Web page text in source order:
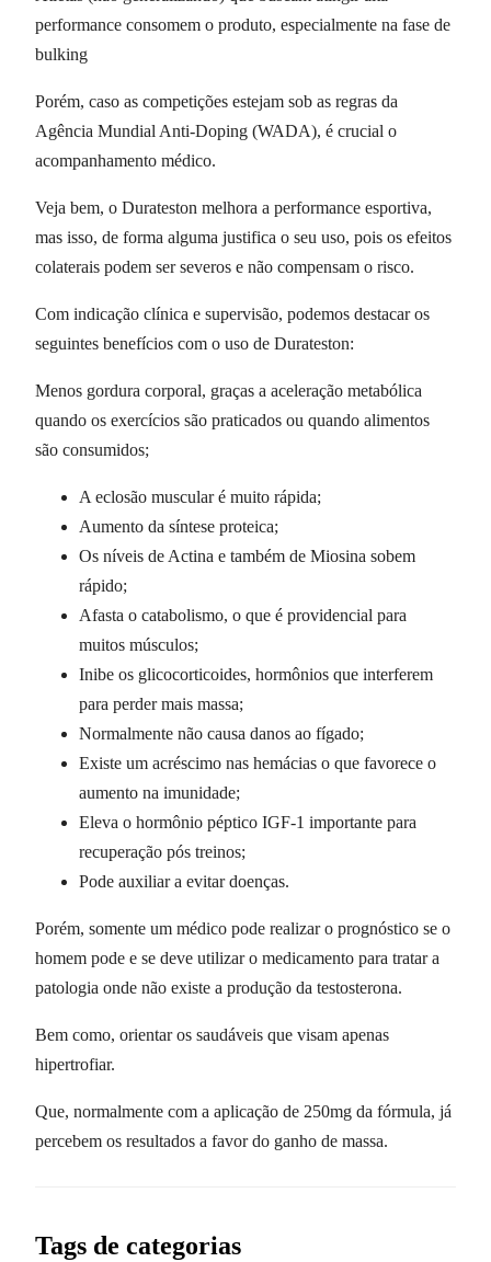
performance consomem o produto, especialmente na fase de
bulking
Porém, caso as competições estejam sob as regras da
Agência Mundial Anti-Doping (WADA), é crucial o
acompanhamento médico.
Veja bem, o Durateston melhora a performance esportiva,
mas isso, de forma alguma justifica o seu uso, pois os efeitos
colaterais podem ser severos e não compensam o risco.
Com indicação clínica e supervisão, podemos destacar os
seguintes benefícios com o uso de Durateston:
Menos gordura corporal, graças a aceleração metabólica
quando os exercícios são praticados ou quando alimentos
são consumidos;
A eclosão muscular é muito rápida;
Aumento da síntese proteica;
Os níveis de Actina e também de Miosina sobem
rápido;
Afasta o catabolismo, o que é providencial para
muitos músculos;
Inibe os glicocorticoides, hormônios que interferem
para perder mais massa;
Normalmente não causa danos ao fígado;
Existe um acréscimo nas hemácias o que favorece o
aumento na imunidade;
Eleva o hormônio péptico IGF-1 importante para
recuperação pós treinos;
Pode auxiliar a evitar doenças.
Porém, somente um médico pode realizar o prognóstico se o
homem pode e se deve utilizar o medicamento para tratar a
patologia onde não existe a produção da testosterona.
Bem como, orientar os saudáveis que visam apenas
hipertrofiar.
Que, normalmente com a aplicação de 250mg da fórmula, já
percebem os resultados a favor do ganho de massa.
Tags de categorias